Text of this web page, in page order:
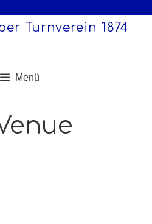
Turnverein 1874
Menü